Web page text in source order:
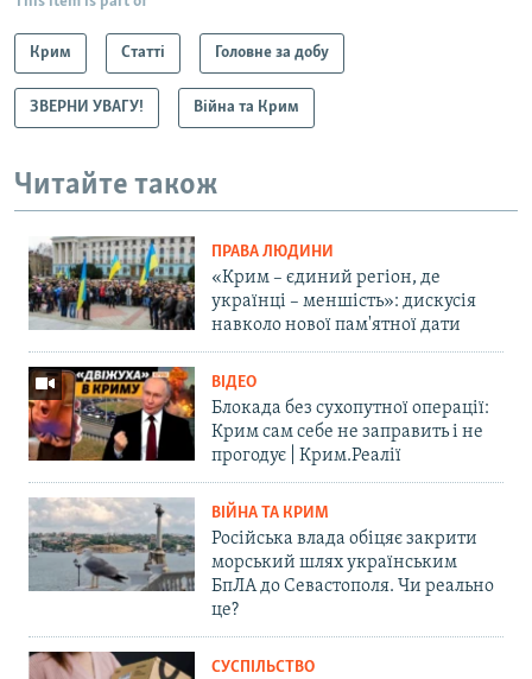
Крим Статті Головне за добу
ЗВЕРНИ УВАГУ! Війна та Крим
Читайте також
ПРАВА ЛЮДИНИ
«Крим – єдиний регіон, де
українці – меншість»: дискусія
навколо нової пам'ятної дати
ВІДЕО
Блокада без сухопутної операції:
Крим сам себе не заправить і не
прогодує | Крим.Реалії
ВІЙНА ТА КРИМ
Російська влада обіцяє закрити
морський шлях українським
БпЛА до Севастополя. Чи реально
це?
СУСПІЛЬСТВО